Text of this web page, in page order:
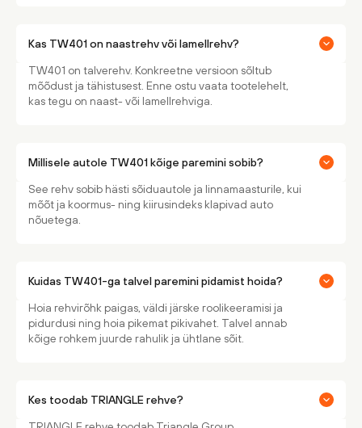
Kas TW401 on naastrehv või lamellrehv?
TW401 on talverehv. Konkreetne versioon sõltub
mõõdust ja tähistusest. Enne ostu vaata tootelehelt,
kas tegu on naast- või lamellrehviga.
Millisele autole TW401 kõige paremini sobib?
See rehv sobib hästi sõiduautole ja linnamaasturile, kui
mõõt ja koormus- ning kiirusindeks klapivad auto
nõuetega.
Kuidas TW401-ga talvel paremini pidamist hoida?
Hoia rehvirõhk paigas, väldi järske roolikeeramisi ja
pidurdusi ning hoia pikemat pikivahet. Talvel annab
kõige rohkem juurde rahulik ja ühtlane sõit.
Kes toodab TRIANGLE rehve?